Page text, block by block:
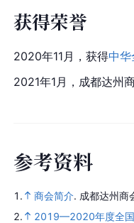
获得荣誉
2020年11月，获得中华
2021年1月，成都达州
参考资料
1. 商会简介. 成都达州商
2.
2019—2020年度全国